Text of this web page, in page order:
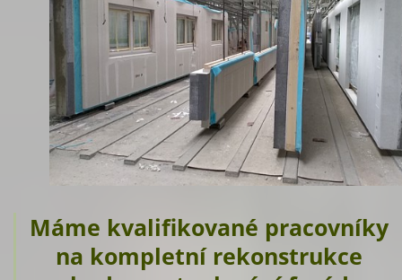
Máme kvalifikované pracovníky
na kompletní rekonstrukce